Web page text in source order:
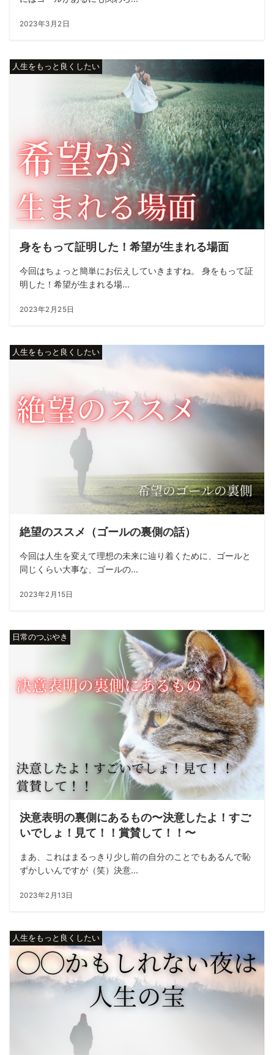
2023年3月2日
人生をもっと良くしたい
身をもって証明した！希望が生まれる場面
今回はちょっと簡単にお伝えしていきますね。 身をもって証
明した！希望が生まれる場...
2023年2月25日
人生をもっと良くしたい
絶望のススメ（ゴールの裏側の話）
今回は人生を変えて理想の未来に辿り着くために、ゴールと
同じくらい大事な、ゴールの...
2023年2月15日
日常のつぶやき
決意表明の裏側にあるもの〜決意したよ！すご
いでしょ！見て！！賞賛して！！〜
まあ、これはまるっきり少し前の自分のことでもあるんで恥
ずかしいんですが（笑）決意...
2023年2月13日
人生をもっと良くしたい